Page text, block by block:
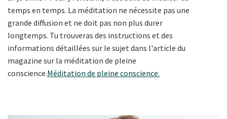
temps en temps. La méditation ne nécessite pas une
grande diffusion et ne doit pas non plus durer
longtemps. Tu trouveras des instructions et des
informations détaillées sur le sujet dans l'article du
magazine sur la méditation de pleine
conscience.Méditation de pleine conscience.